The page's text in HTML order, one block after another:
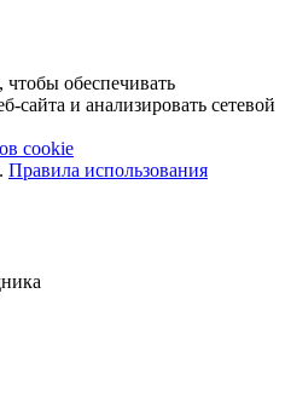
обеспечивать
сайта и анализировать сетевой
cookie
Правила использования